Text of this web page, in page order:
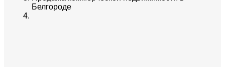
Белгороде